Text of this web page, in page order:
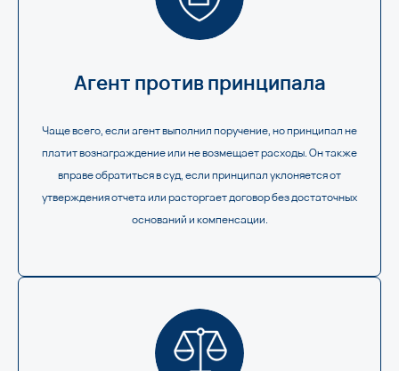
Агент против принципала
Чаще всего, если агент выполнил поручение, но принципал не
платит вознаграждение или не возмещает расходы. Он также
вправе обратиться в суд, если принципал уклоняется от
утверждения отчета или расторгает договор без достаточных
оснований и компенсации.